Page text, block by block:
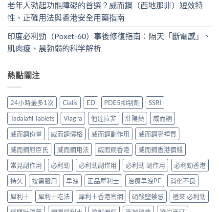
老年人勃起功能障礙的首選？威而鋼（西地那非）短效特
性、正確用法與香港安全用藥指南
印度必利勁（Poxet-60）事後修復指南：隔天「斷電感」、
肌肉痠、晨勃弱的科学解析
熱點關注
24小時最多1次 Cialis ED PDE5抑制劑
SSRI
Tadalafil Tablets
Viagra 他達拉非 壯陽藥
威而鋼
威而鋼份量
威而鋼價格 威而鋼副作用
威而鋼哪裡買
威而鋼屈臣氏
威而鋼用法 威而鋼香港
威而鋼香港價錢
常見副作用
必利勁 必利勁副作用 必利勁 副作用
必利勁香港
持久
按需服用 早洩 正品犀利士 治療早洩PE
消化不良
犀利士
犀利士吃法 犀利士香港官網 硝酸鹽禁忌
禮來 必利勁